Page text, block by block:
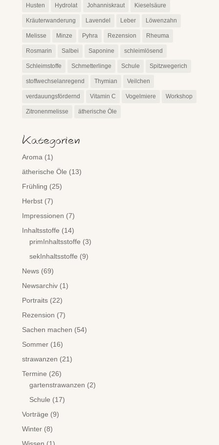
Husten Hydrolat Johanniskraut Kieselsäure
Kräuterwanderung Lavendel Leber Löwenzahn
Melisse Minze Pyhra Rezension Rheuma
Rosmarin Salbei Saponine schleimlösend
Schleimstoffe Schmetterlinge Schule Spitzwegerich
stoffwechselanregend Thymian Veilchen
verdauungsfördernd Vitamin C Vogelmiere Workshop
Zitronenmelisse ätherische Öle
Kategorien
Aroma (1)
ätherische Öle (13)
Frühling (25)
Herbst(7)
Impressionen (7)
Inhaltsstoffe (14)
primInhaltsstoffe (3)
sekInhaltsstoffe (9)
News(69)
Newsarchiv(1)
Portraits(22)
Rezension (7)
Sachen machen (54)
Sommer(16)
strawanzen (21)
Termine (26)
gartenstrawanzen (2)
Schule (17)
Vorträge (9)
Winter(8)